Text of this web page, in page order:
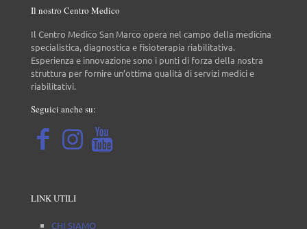
Il nostro Centro Medico
Il Centro Medico San Marco opera nel campo della medicina
specialistica, diagnostica e fisioterapia riabilitativa.
Esperienza e innovazione sono i punti di forza della nostra
struttura per fornire un’ottima qualità di servizi medici e
riabilitativi.
Seguici anche su:
LINK UTILI
CHI SIAMO